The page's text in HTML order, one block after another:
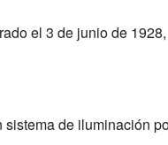
el 3 de junio de
de iluminación